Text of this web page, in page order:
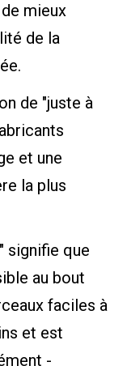
mieux
de la
de "juste à
et une
la plus
signifie que
au bout
faciles à
et est
-